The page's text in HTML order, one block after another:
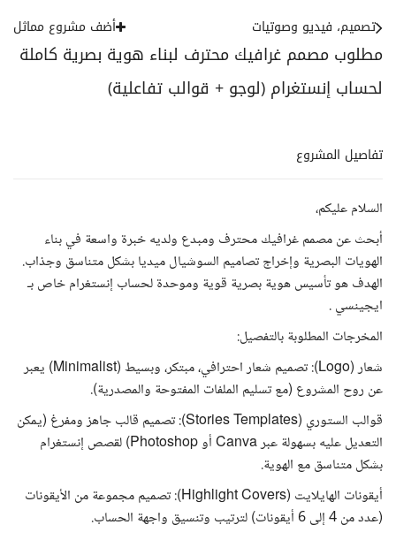
مطلوب مصمم غرافيك محترف لبناء هوية بصرية كاملة
لحساب إنستغرام (لوجو + قوالب تفاعلية)
تصميم، فيديو وصوتيات أضف مشروع مماثل
تفاصيل المشروع
السلام عليكم،
أبحث عن مصمم غرافيك محترف ومبدع ولديه خبرة واسعة في بناء
الهويات البصرية وإخراج تصاميم السوشيال ميديا بشكل متناسق وجذاب.
الهدف هو تأسيس هوية بصرية قوية وموحدة لحساب إنستغرام خاص بـ
ايجينسي .
المخرجات المطلوبة بالتفصيل:
شعار (Logo): تصميم شعار احترافي، مبتكر، وبسيط (Minimalist) يعبر
عن روح المشروع (مع تسليم الملفات المفتوحة والمصدرية).
قوالب الستوري (Stories Templates): تصميم قالب جاهز ومفرغ (يمكن
التعديل عليه بسهولة عبر Canva أو Photoshop) لقصص إنستغرام
بشكل متناسق مع الهوية.
أيقونات الهايلايت (Highlight Covers): تصميم مجموعة من الأيقونات
(عدد من 4 إلى 6 أيقونات) لترتيب وتنسيق واجهة الحساب.